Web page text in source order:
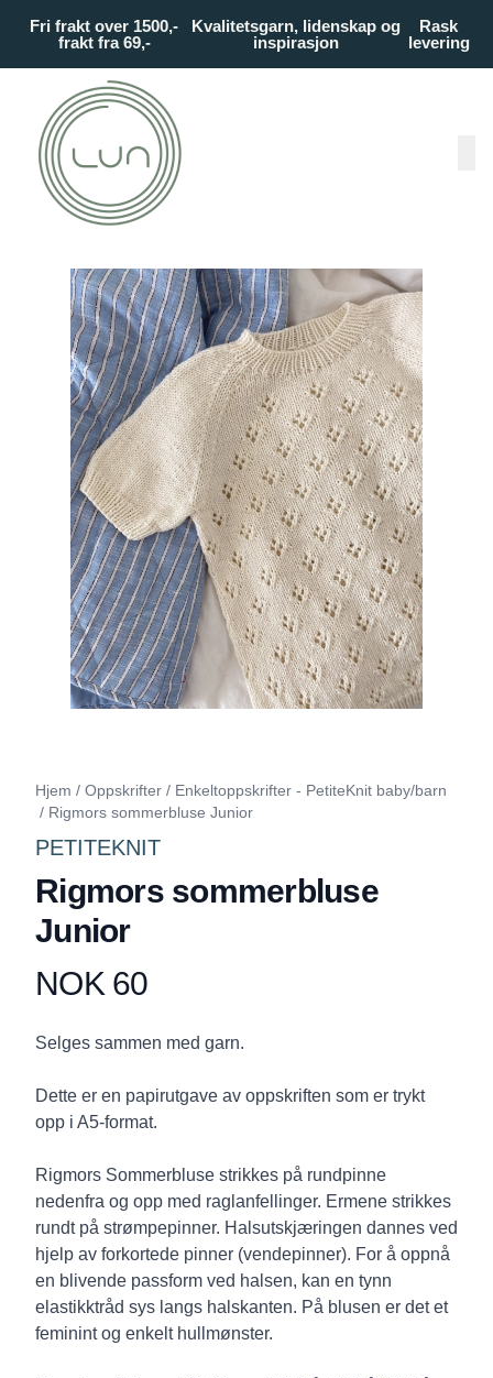
Fri frakt over 1500,-
frakt fra 69,-
Kvalitetsgarn, lidenskap og
inspirasjon
Rask
levering
Hjem / Oppskrifter / Enkeltoppskrifter - PetiteKnit baby/barn
/ Rigmors sommerbluse Junior
PETITEKNIT
Rigmors sommerbluse
Junior
Produktdetaljer
NOK 60
Description
Selges sammen med garn.
Dette er en papirutgave av oppskriften som er trykt
opp i A5-format.
Rigmors Sommerbluse strikkes på rundpinne
nedenfra og opp med raglanfellinger. Ermene strikkes
rundt på strømpepinner. Halsutskjæringen dannes ved
hjelp av forkortede pinner (vendepinner). For å oppnå
en blivende passform ved halsen, kan en tynn
elastikktråd sys langs halskanten. På blusen er det et
feminint og enkelt hullmønster.